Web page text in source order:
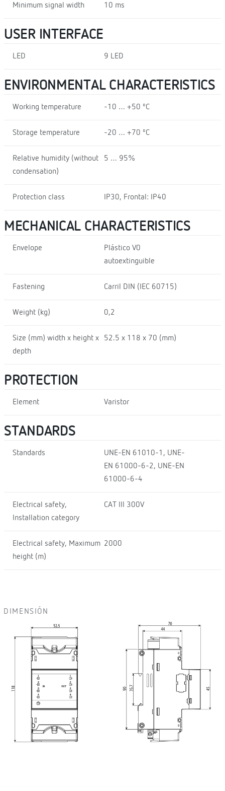
Minimum signal width 10 ms
USER INTERFACE
LED 9 LED
ENVIRONMENTAL CHARACTERISTICS
Working temperature -10 … +50 ºC
Storage temperature -20 … +70 ºC
Relative humidity (without
condensation)
5 … 95%
Protection class IP30, Frontal: IP40
MECHANICAL CHARACTERISTICS
Envelope
Plástico V0
autoextinguible
Fastening Carril DIN (IEC 60715)
Weight (kg) 0,2
Size (mm) width x height x
depth
52.5 x 118 x 70 (mm)
PROTECTION
Element Varistor
STANDARDS
Standards
UNE-EN 61010-1, UNE-
EN 61000-6-2, UNE-EN
61000-6-4
Electrical safety,
Installation category
CAT III 300V
Electrical safety, Maximum
height (m)
2000
DIMENSIÓN